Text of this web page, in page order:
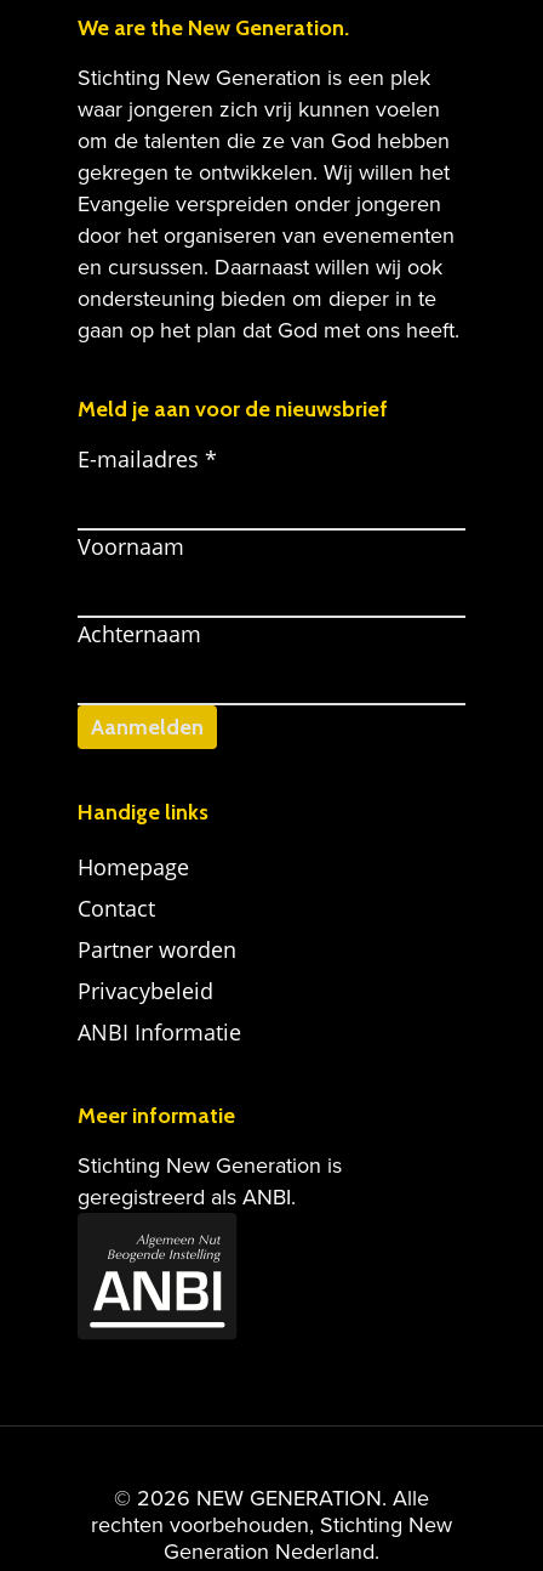
We are the New Generation.
Stichting New Generation is een plek
waar jongeren zich vrij kunnen voelen
om de talenten die ze van God hebben
gekregen te ontwikkelen. Wij willen het
Evangelie verspreiden onder jongeren
door het organiseren van evenementen
en cursussen. Daarnaast willen wij ook
ondersteuning bieden om dieper in te
gaan op het plan dat God met ons heeft.
Meld je aan voor de nieuwsbrief
E-mailadres *
Voornaam
Achternaam
Handige links
Homepage
Contact
Partner worden
Privacybeleid
ANBI Informatie
Meer informatie
Stichting New Generation is
geregistreerd als ANBI.
© 2026 NEW GENERATION. Alle
rechten voorbehouden, Stichting New
Generation Nederland.
Ik wil geven!
ANBI Informatie
Contact